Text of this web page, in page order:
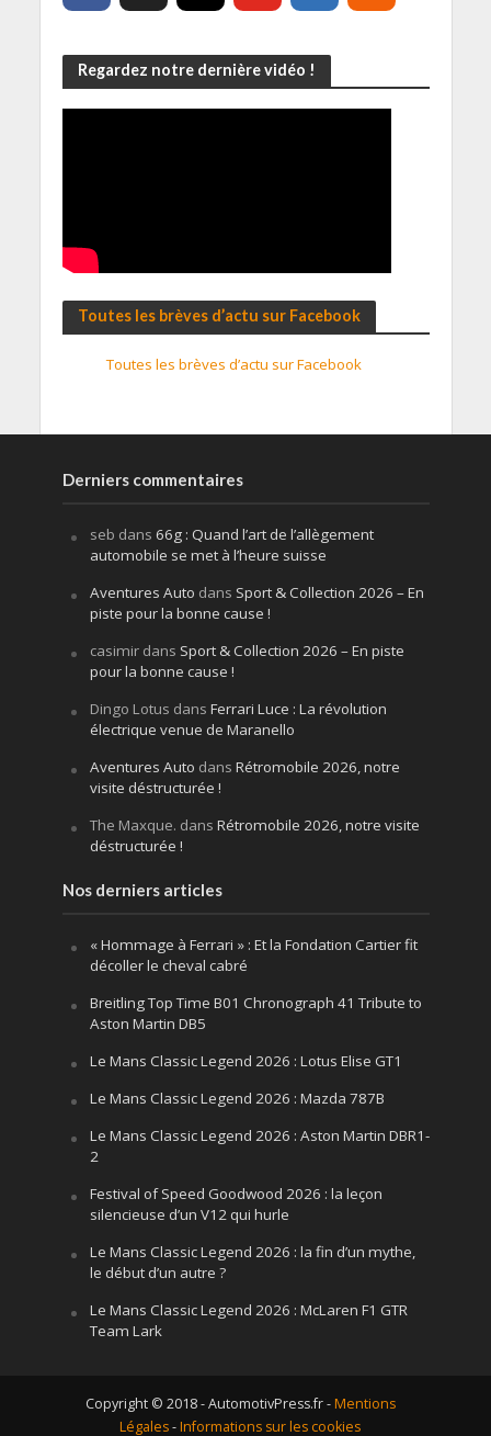
Regardez notre dernière vidéo !
Toutes les brèves d’actu sur Facebook
Toutes les brèves d’actu sur Facebook
Derniers commentaires
seb dans 66g : Quand l’art de l’allègement
automobile se met à l’heure suisse
Aventures Auto dans Sport & Collection 2026 – En
piste pour la bonne cause !
casimirdans Sport & Collection 2026 – En piste
pour la bonne cause !
Dingo Lotus dans Ferrari Luce : La révolution
électrique venue de Maranello
Aventures Auto dans Rétromobile 2026, notre
visite déstructurée !
The Maxque. dans Rétromobile 2026, notre visite
déstructurée !
Nos derniers articles
« Hommage à Ferrari » : Et la Fondation Cartier fit
décoller le cheval cabré
Breitling Top Time B01 Chronograph 41 Tribute to
Aston Martin DB5
Le Mans Classic Legend 2026 : Lotus Elise GT1
Le Mans Classic Legend 2026 : Mazda 787B
Le Mans Classic Legend 2026 : Aston Martin DBR1-
2
Festival of Speed Goodwood 2026 : la leçon
silencieuse d’un V12 qui hurle
Le Mans Classic Legend 2026 : la fin d’un mythe,
le début d’un autre ?
Le Mans Classic Legend 2026 : McLaren F1 GTR
Team Lark
Copyright © 2018 - AutomotivPress.fr -Mentions
Légales-Informations sur les cookies